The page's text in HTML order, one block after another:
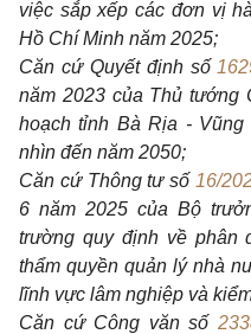
việc sắp xếp các đơn vị
Hồ Chí Minh năm 2025;
Căn cứ Quyết định số
năm 2023 của Thủ tướng
hoạch tỉnh Bà Rịa - Vũng
nhìn đến năm 2050;
Căn cứ Thông tư số 16/
6 năm 2025 của Bộ
trường quy định về phân
thẩm quyền quản lý nhà
lĩnh vực lâm nghiệp và
Căn cứ Công văn số